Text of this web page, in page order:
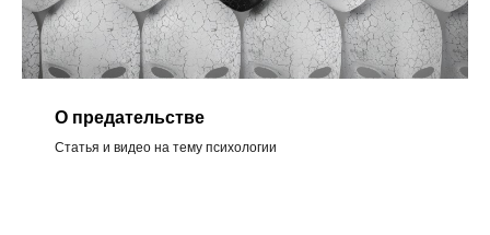
О предательстве ​
Статья и видео на тему психологии